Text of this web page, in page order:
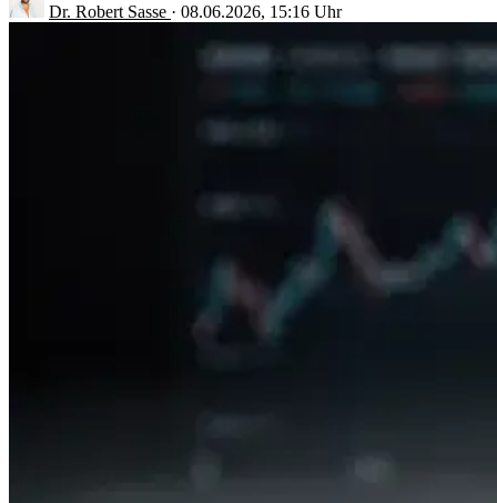
Dr. Robert Sasse · 08.06.2026, 15:16 Uhr